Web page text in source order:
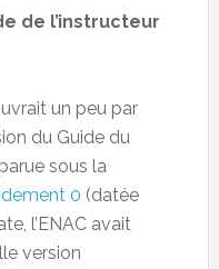
de l’instructeur
un peu par
du Guide du
sous la
0 (datée
l’ENAC avait
version